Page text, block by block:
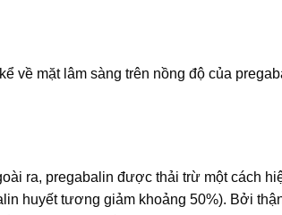
về mặt lâm sàng trên nồng độ của
ra, pregabalin được thải trừ một cách
huyết tương giảm khoảng 50%). Bởi